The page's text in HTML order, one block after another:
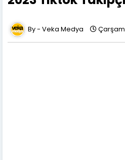
Veka Medya